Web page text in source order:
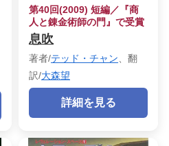
第40回(2009) 短編／『商
人と錬金術師の門』で受賞
息吹
著者/テッド・チャン 、翻
訳/大森望
詳細を見る